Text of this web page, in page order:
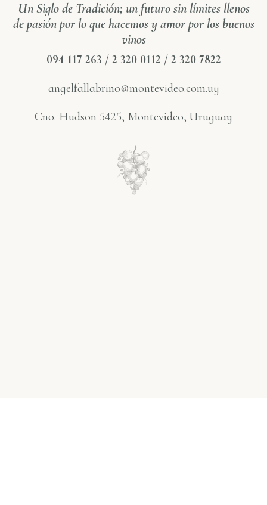
Un Siglo de Tradición; un futuro sin límites llenos
de pasión por lo que hacemos y amor por los buenos
vinos
094 117 263 / 2 320 0112 / 2 320 7822
angelfallabrino@montevideo.com.uy
Cno. Hudson 5425, Montevideo, Uruguay